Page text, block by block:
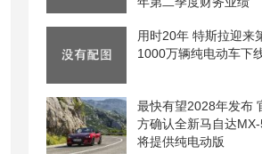
用时20年 特斯拉迎来
1000万辆纯电动车下
最快有望2028年发布
方确认全新马自达
将提供纯电动版